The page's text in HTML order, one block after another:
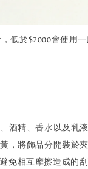
低於$2000會使用
酒精、香水以及乳液
，將飾品分開裝於
免相互摩擦造成的刮